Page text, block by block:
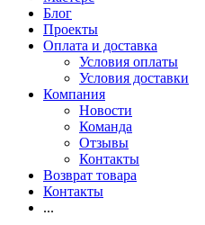
Блог
Проекты
Оплата и доставка
Условия оплаты
Условия доставки
Компания
Новости
Команда
Отзывы
Контакты
Возврат товара
Контакты
...